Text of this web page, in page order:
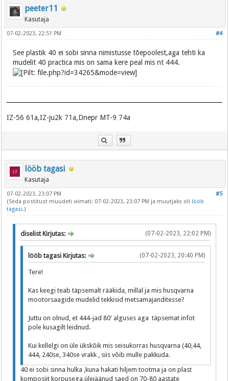
peeter11
Kasutaja
#4
07-02-2023, 22:51 PM
See plastik 40 ei sobi sinna nimistusse tõepoolest,aga tehti ka
mudelit 40 practica mis on sama kere peal mis nt 444.
IZ-56 61a,IZ-ju2k 71a,Dnepr MT-9 74a
lööb tagasi
Kasutaja
#5
07-02-2023, 23:07 PM
(Seda postitust muudeti viimati: 07-02-2023, 23:07 PM ja muutjaks oli lööb
tagasi.)
(07-02-2023, 22:02 PM)
diselist Kirjutas:
(07-02-2023, 20:40 PM)
lööb tagasi Kirjutas:
Tere!
Kas keegi teab täpsemalt rääkida, millal ja mis husqvarna
mootorsaagide mudelid tekkisid metsamajanditesse?
Juttu on olnud, et 444-jad 80' alguses aga täpsemat infot
pole kusagilt leidnud.
Kui kellelgi on üle ükskõik mis seisukorras husqvarna (40,44,
444, 240se, 340se vrakk , siis võib mulle pakkuda.
40 ei sobi sinna hulka ,kuna hakati hiljem tootma ja on plast
komposiit korpusega,ülejäänud saed on 70-80 aastate